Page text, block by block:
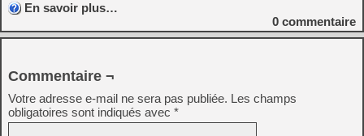
En savoir plus…
0 commentaire
Commentaire ¬
Votre adresse e-mail ne sera pas publiée. Les champs
obligatoires sont indiqués avec *